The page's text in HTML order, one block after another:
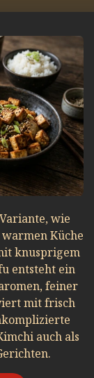
wie
Küche
knusprigem
entsteht ein
feiner
mit frisch
auch als